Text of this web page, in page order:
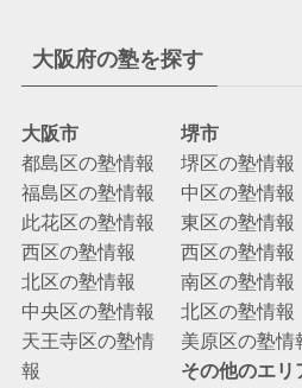
大阪府の塾を探す
大阪市
都島区の塾情報
福島区の塾情報
此花区の塾情報
西区の塾情報
北区の塾情報
中央区の塾情報
天王寺区の塾情
報
堺市
堺区の塾情報
中区の塾情報
東区の塾情報
西区の塾情報
南区の塾情報
北区の塾情報
美原区の塾情
その他のエリ